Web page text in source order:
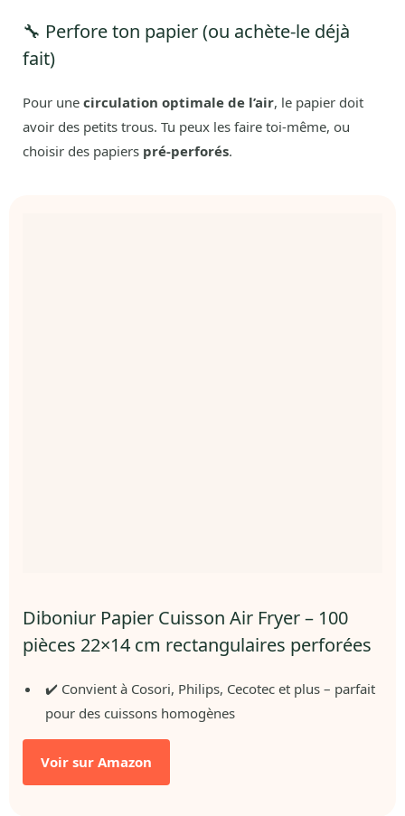
🔧 Perfore ton papier (ou achète-le déjà
fait)
Pour une circulation optimale de l’air, le papier doit
avoir des petits trous. Tu peux les faire toi-même, ou
choisir des papiers pré-perforés.
Diboniur Papier Cuisson Air Fryer – 100
pièces 22×14 cm rectangulaires perforées
✔️ Convient à Cosori, Philips, Cecotec et plus – parfait
pour des cuissons homogènes
Voir sur Amazon